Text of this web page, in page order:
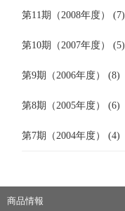
第11期（2008年度） (7)
第10期（2007年度） (5)
第9期（2006年度） (8)
第8期（2005年度） (6)
第7期（2004年度） (4)
商品情報